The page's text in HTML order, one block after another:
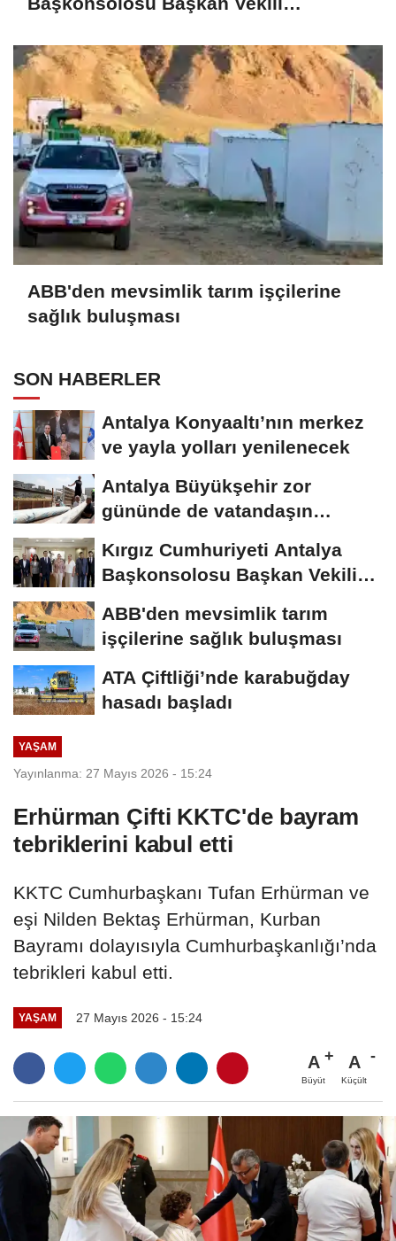
ABB'den mevsimlik tarım işçilerine
sağlık buluşması
SON HABERLER
Antalya Konyaaltı’nın merkez
ve yayla yolları yenilenecek
Antalya Büyükşehir zor
gününde de vatandaşın
Kırgız Cumhuriyeti Antalya
Başkonsolosu Başkan Vekili
ABB'den mevsimlik tarım
işçilerine sağlık buluşması
ATA Çiftliği’nde karabuğday
hasadı başladı
YAŞAM
Yayınlanma: 27 Mayıs 2026 - 15:24
Erhürman Çifti KKTC'de bayram
tebriklerini kabul etti
KKTC Cumhurbaşkanı Tufan Erhürman ve
eşi Nilden Bektaş Erhürman, Kurban
Bayramı dolayısıyla Cumhurbaşkanlığı’nda
tebrikleri kabul etti.
YAŞAM 27 Mayıs 2026 - 15:24
A
Büyüt
A
Küçült